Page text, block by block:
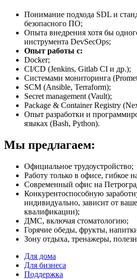
Понимание подхода SDL и
безопасного ПО;
Опыта внедрения хотя бы
инструмента DevSecOps;
Опыт работы c:
Docker;
CI/CD (Jenkins, Gitlab CI и др.);
Cистемами мониторинга
SCM (Ansible, Terraform);
Secret management (Vault);
Package & Container Registry
Опыт разработки и
языках (Bash, Python).
Мы предлагаем:
Официальное трудоустройство;
Работу только в офисе, гибкое
Современный офис на
Конкурентоспособную
индивидуально, зависит от
квалификации);
ДМС, включая стоматологию;
Горячие обеды, фрукты,
Зону отдыха, тренажеры,
Для дома
Для бизнеса
Поддержка